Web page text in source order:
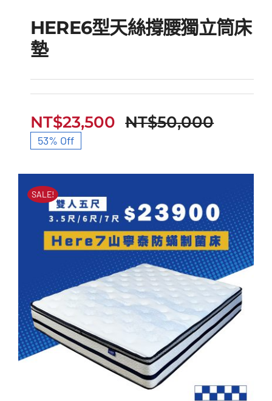
HERE6型天絲撐腰獨立
筒床墊
HERE6型天絲撐腰獨立筒床
墊
NT$50,000
價
格：
NT$23,500
價
格：
53% Off
SALE!